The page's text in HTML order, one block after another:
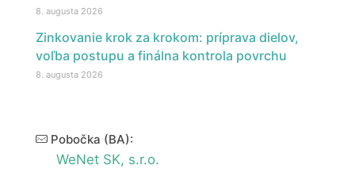
8. augusta 2026
Zinkovanie krok za krokom: príprava dielov,
voľba postupu a finálna kontrola povrchu
8. augusta 2026
Pobočka (BA):
WeNet SK, s.r.o.